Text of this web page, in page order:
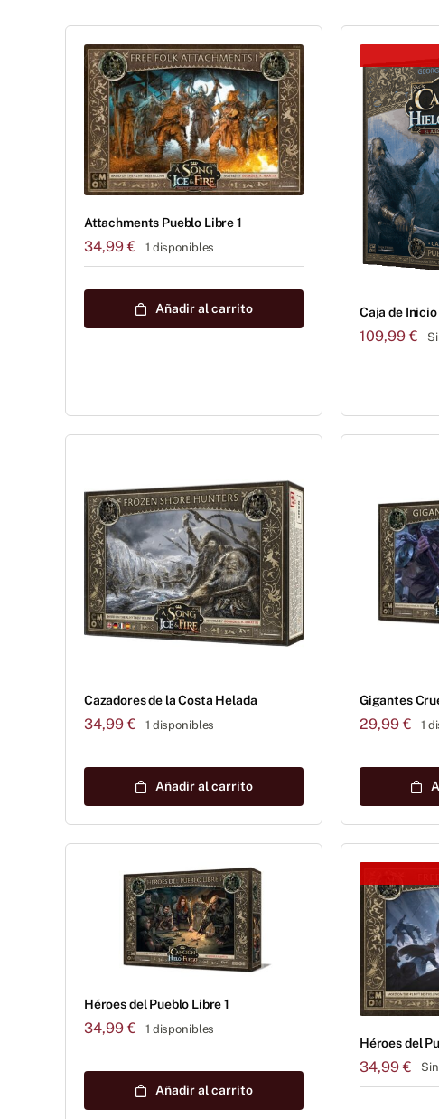
Attachments Pueblo Libre 1
34,99€ 1 disponibles
Añadir al carrito Caja de
109,99€
Cazadores de la Costa Helada
34,99€ 1 disponibles
Añadir al carrito
Gigantes
29,99€ 1
Héroes del Pueblo Libre 1
34,99€ 1 disponibles
Añadir al carrito
Héroes del
34,99€